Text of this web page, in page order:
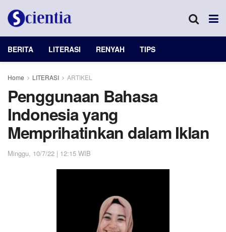
BERITA LITERASI RENYAH TIPS
Home LITERASI ARTIKEL
Penggunaan Bahasa
Indonesia yang
Memprihatinkan dalam Iklan
Minggu, 10/7/22 | 12:15 WIB